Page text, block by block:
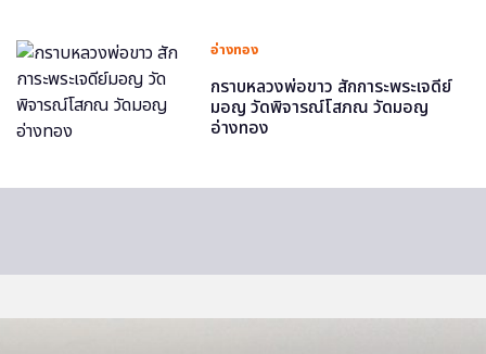
อ่างทอง
กราบหลวงพ่อขาว สักการะพระเจดีย์
มอญ วัดพิจารณ์โสภณ วัดมอญ
อ่างทอง